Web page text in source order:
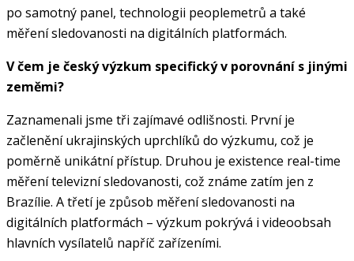
po samotný panel, technologii peoplemetrů a také
měření sledovanosti na digitálních platformách.
V čem je český výzkum specifický v porovnání s jinými
zeměmi?
Zaznamenali jsme tři zajímavé odlišnosti. První je
začlenění ukrajinských uprchlíků do výzkumu, což je
poměrně unikátní přístup. Druhou je existence real-time
měření televizní sledovanosti, což známe zatím jen z
Brazílie. A třetí je způsob měření sledovanosti na
digitálních platformách – výzkum pokrývá i videoobsah
hlavních vysílatelů napříč zařízeními.